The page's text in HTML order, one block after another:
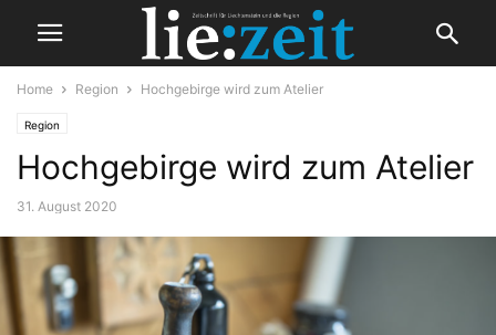
Home Region Hochgebirge wird zum Atelier
Region
Hochgebirge wird zum Atelier
31. August 2020